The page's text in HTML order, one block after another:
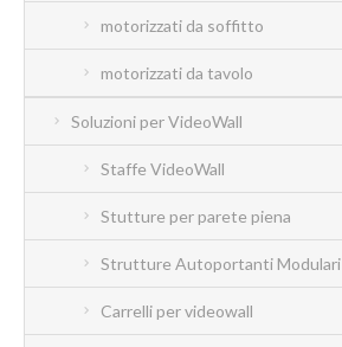
motorizzati da soffitto
motorizzati da tavolo
Soluzioni per VideoWall
Staffe VideoWall
Stutture per parete piena
Strutture Autoportanti Modulari
Carrelli per videowall